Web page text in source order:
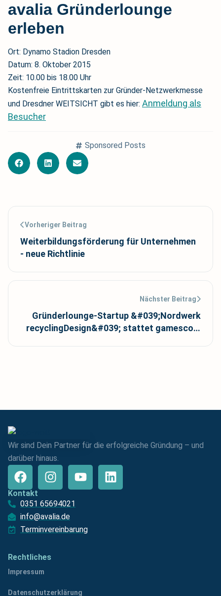
avalia Gründerlounge
erleben
Ort: Dynamo Stadion Dresden
Datum: 8. Oktober 2015
Zeit: 10.00 bis 18.00 Uhr
Kostenfreie Eintrittskarten zur Gründer-Netzwerkmesse
und Dresdner WEITSICHT gibt es hier: Anmeldung als
Besucher
Sponsored Posts
Vorheriger Beitrag
Weiterbildungsförderung für Unternehmen
- neue Richtlinie
Nächster Beitrag
Gründerlounge-Startup &#039;Nordwerk
recyclingDesign&#039; stattet gamescom
Wir sind Dein Partner für die erfolgreiche Gründung – und
darüber hinaus.
Kontakt
0351 65694021
info@avalia.de
Terminvereinbarung
Rechtliches
Impressum
Datenschutzerklärung